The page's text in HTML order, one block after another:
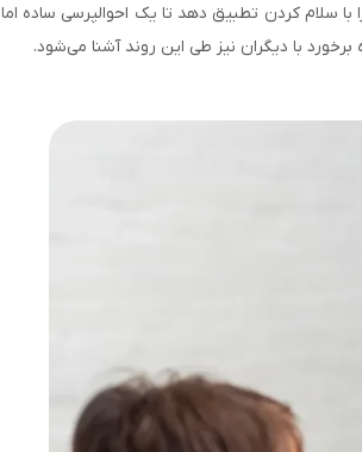
سلام کردن تطبیق دهد تا یک احوالپرسی ساده اما
با دیگران نیز طی این روند آشنا می‌شود.